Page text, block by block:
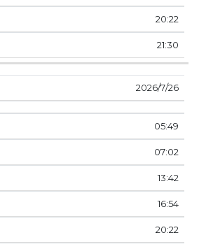
20:22
21:30
26‏‏/7‏‏/2026
05:49
07:02
13:42
16:54
20:22